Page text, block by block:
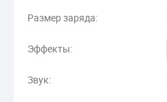
Размер заряда:
Эффекты:
Звук: